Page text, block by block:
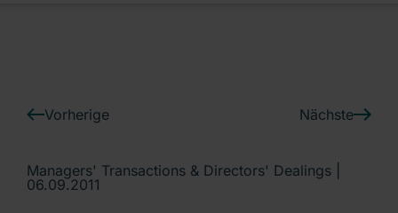
Ein Unternehmen der RHÖN-KLINIKUM AG
Vorherige Nächste
Managers' Transactions & Directors' Dealings |
06.09.2011